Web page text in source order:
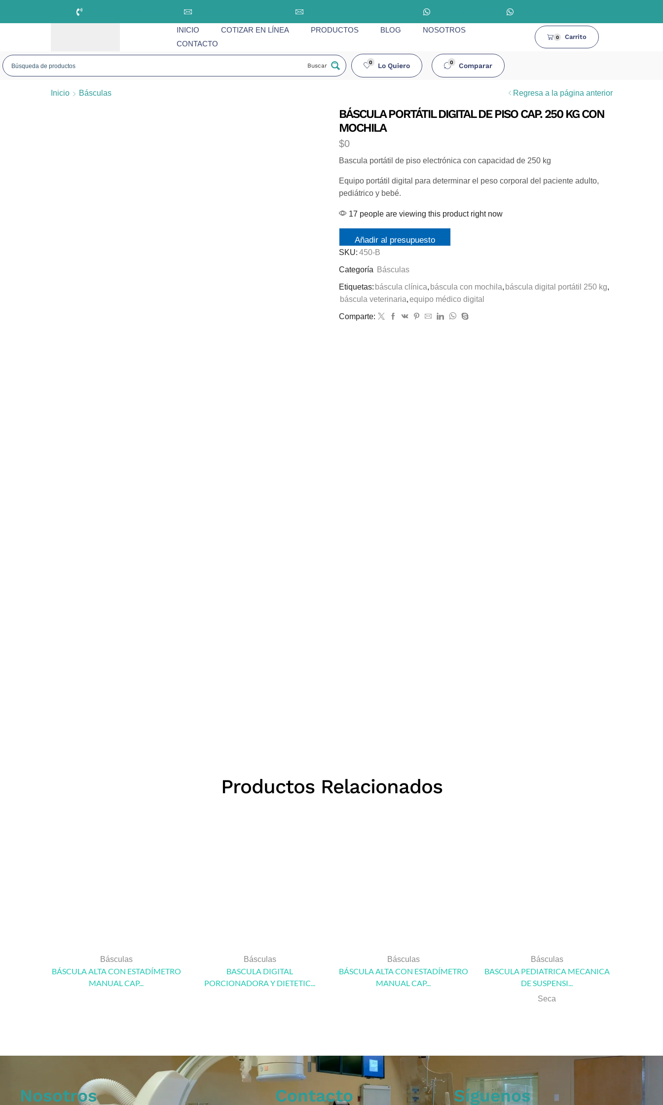
INICIO COTIZAR EN LÍNEA PRODUCTOS BLOG
NOSOTROS
CONTACTO
0 Carrito
Buscar 0 Lo Quiero 0 Comparar
Inicio Básculas Regresa a la página anterior
BÁSCULA PORTÁTIL DIGITAL DE PISO CAP. 250 KG CON
MOCHILA
$0
Bascula portátil de piso electrónica con capacidad de 250 kg
Equipo portátil digital para determinar el peso corporal del paciente adulto,
pediátrico y bebé.
17 people are viewing this product right now
Añadir al presupuesto
SKU: 450-B
Categoría Básculas
Etiquetas: báscula clínica, báscula con mochila, báscula digital portátil 250 kg,
báscula veterinaria,equipo médico digital
Comparte:
Productos Relacionados
Básculas
BÁSCULA ALTA CON ESTADÍMETRO
MANUAL CAP...
Básculas
BASCULA DIGITAL
PORCIONADORA Y DIETETIC...
Básculas
BÁSCULA ALTA CON ESTADÍMETRO
MANUAL CAP...
Básculas
BASCULA PEDIATRICA MECANICA
DE SUSPENSI...
Seca
Nosotros Contacto Síguenos